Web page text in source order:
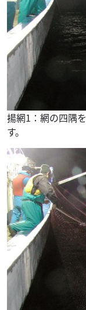
揚網1：網の四隅
す。